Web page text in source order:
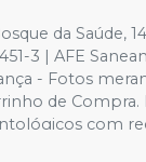
da Saúde,
3 | AFE
- Fotos
de
com